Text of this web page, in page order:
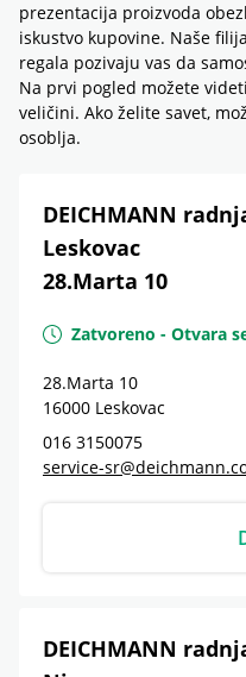
prezentacija proizvoda
iskustvo kupovine. Naše
regala pozivaju vas da
Na prvi pogled možete
veličini. Ako želite savet,
osoblja.
DEICHMANN
Leskovac
28.Marta 10
Zatvoreno - Otvara
28.Marta 10
16000 Leskovac
016 3150075
service-
DEICHMANN